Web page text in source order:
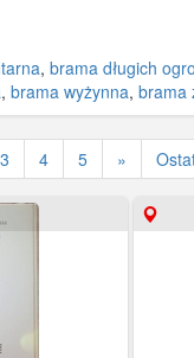
, brama długich
, brama wyżynna, brama
3 4 5 »